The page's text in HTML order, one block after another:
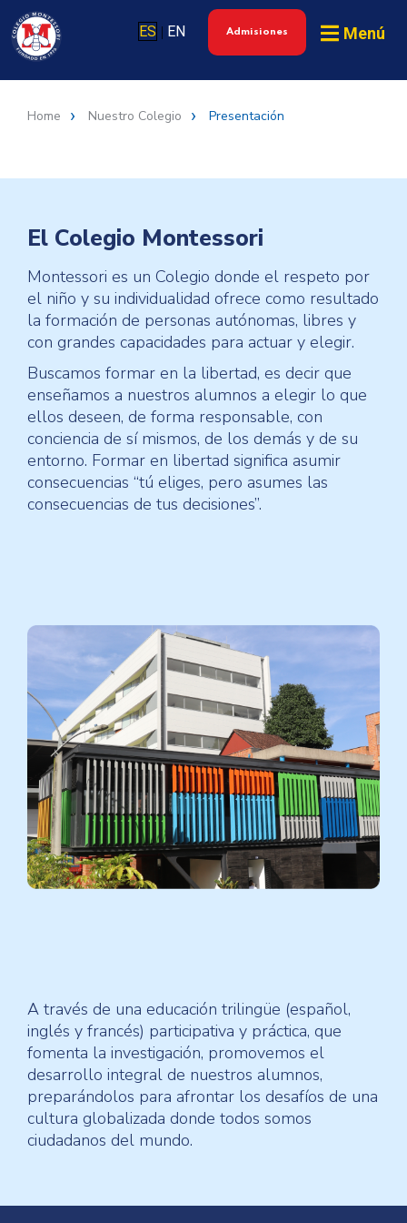
ES | EN Admisiones Menú
Home Nuestro Colegio Presentación
El Colegio Montessori
Montessori es un Colegio donde el respeto por
el niño y su individualidad ofrece como resultado
la formación de personas autónomas, libres y
con grandes capacidades para actuar y elegir.
Buscamos formar en la libertad, es decir que
enseñamos a nuestros alumnos a elegir lo que
ellos deseen, de forma responsable, con
conciencia de sí mismos, de los demás y de su
entorno. Formar en libertad significa asumir
consecuencias “tú eliges, pero asumes las
consecuencias de tus decisiones”.
A través de una educación trilingüe (español,
inglés y francés) participativa y práctica, que
fomenta la investigación, promovemos el
desarrollo integral de nuestros alumnos,
preparándolos para afrontar los desafíos de una
cultura globalizada donde todos somos
ciudadanos del mundo.